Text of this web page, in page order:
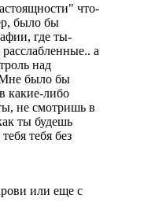
что-
было бы
где ты-
расслабленные.. а
над
Мне было бы
какие-либо
не смотришь в
ты будешь
тебя без
или еще с